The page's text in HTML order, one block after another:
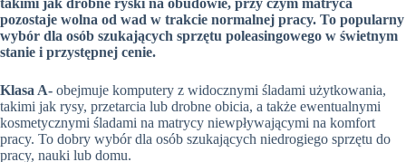
takimi jak drobne ryski na obudowie, przy czym matryca
pozostaje wolna od wad w trakcie normalnej pracy. To popularny
wybór dla osób szukających sprzętu poleasingowego w świetnym
stanie i przystępnej cenie.
Klasa A- obejmuje komputery z widocznymi śladami użytkowania,
takimi jak rysy, przetarcia lub drobne obicia, a także ewentualnymi
kosmetycznymi śladami na matrycy niewpływającymi na komfort
pracy. To dobry wybór dla osób szukających niedrogiego sprzętu do
pracy, nauki lub domu.